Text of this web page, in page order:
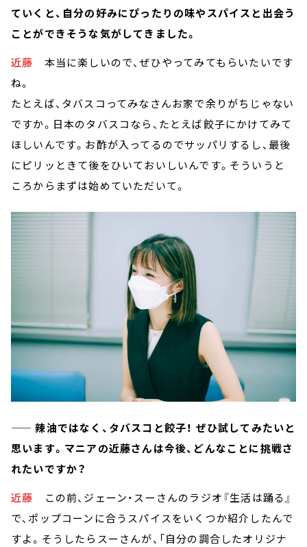
ていくと、自分の好みにぴったりの味やスパイスと出会う
ことができそうな気がしてきました。
近藤 本当に楽しいので、ぜひやってみてもらいたいです
ね。
たとえば、タバスコってみなさんお家で余りがちじゃない
ですか。日本のタバスコなら、たとえば餃子にかけてみて
ほしいんです。お酢が入ってるのでサッパリするし、最後
にピリッときて後をひいておいしいんです。そういうと
ころからまずは始めていただいて。
—— 辣油ではなく、タバスコと餃子！ ぜひ試してみたいと
思います。マニアの近藤さんは今後、どんなことに挑戦さ
れたいですか？
近藤
この前、ジェーン・スーさんのラジオ『生活は踊る』
で、ポップコーンに合うスパイスをいくつか紹介したんで
すよ。そうしたらスーさんが、「自分の調合したオリジナ